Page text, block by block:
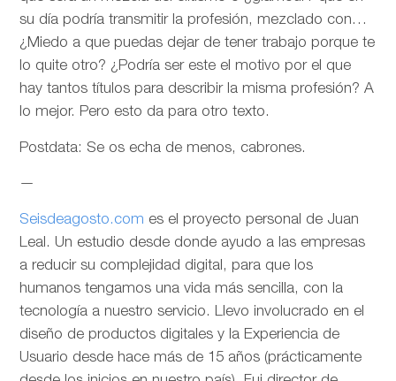
su día podría transmitir la profesión, mezclado con…
¿Miedo a que puedas dejar de tener trabajo porque te
lo quite otro? ¿Podría ser este el motivo por el que
hay tantos títulos para describir la misma profesión? A
lo mejor. Pero esto da para otro texto.
Postdata: Se os echa de menos, cabrones.
—
Seisdeagosto.com es el proyecto personal de Juan
Leal. Un estudio desde donde ayudo a las empresas
a reducir su complejidad digital, para que los
humanos tengamos una vida más sencilla, con la
tecnología a nuestro servicio. Llevo involucrado en el
diseño de productos digitales y la Experiencia de
Usuario desde hace más de 15 años (prácticamente